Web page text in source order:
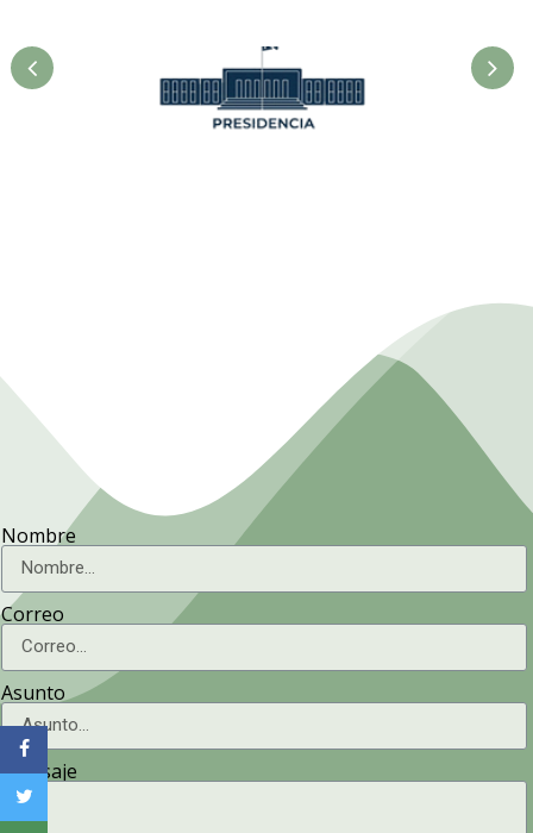
Nombre
Correo
Asunto
Mensaje